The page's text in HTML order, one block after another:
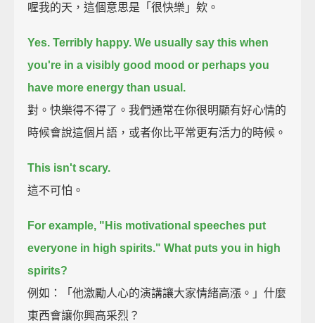
喔我的天，這個意思是「很快樂」欸。
Yes. Terribly happy. We usually say this when
you're in a visibly good mood or perhaps you
have more energy than usual.
對。快樂得不得了。我們通常在你很明顯有好心情的
時候會說這個片語，或者你比平常更有活力的時候。
This isn't scary.
這不可怕。
For example, "His motivational speeches put
everyone in high spirits." What puts you in high
spirits?
例如：「他激勵人心的演講讓大家情緒高漲。」什麼
東西會讓你興高采烈？